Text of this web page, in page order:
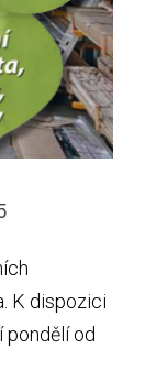
K dispozici
pondělí od